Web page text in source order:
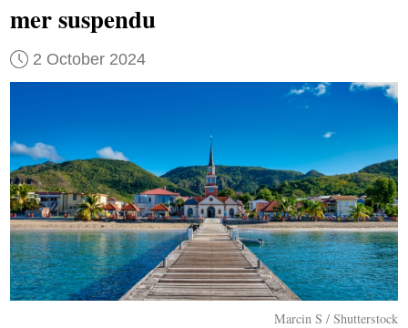
mer suspendu
2 October 2024
Marcin S / Shutterstock